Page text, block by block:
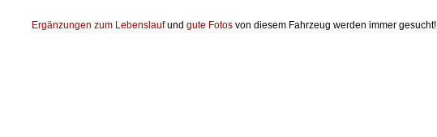
Ergänzungen zum Lebenslaufund gute Fotos von diesem Fahrzeug werden immer gesucht!